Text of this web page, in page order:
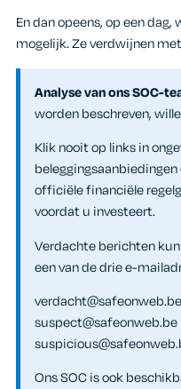
En dan opeens, op een
mogelijk. Ze verdwijnen
Analyse van ons SOC-
worden beschreven,
Klik nooit op links in
officiële financiële
voordat u investeert.
Verdachte berichten
een van de drie e-
verdacht@safeonweb.be
suspect@safeonweb.be
Ons SOC is ook